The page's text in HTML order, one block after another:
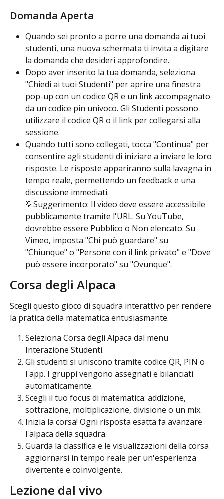
Domanda Aperta
Quando sei pronto a porre una domanda ai tuoi
studenti, una nuova schermata ti invita a digitare
la domanda che desideri approfondire.
Dopo aver inserito la tua domanda, seleziona
"Chiedi ai tuoi Studenti" per aprire una finestra
pop-up con un codice QR e un link accompagnato
da un codice pin univoco. Gli Studenti possono
utilizzare il codice QR o il link per collegarsi alla
sessione.
Quando tutti sono collegati, tocca "Continua" per
consentire agli studenti di iniziare a inviare le loro
risposte. Le risposte appariranno sulla lavagna in
tempo reale, permettendo un feedback e una
discussione immediati.
💡Suggerimento: Il video deve essere accessibile
pubblicamente tramite l'URL. Su YouTube,
dovrebbe essere Pubblico o Non elencato. Su
Vimeo, imposta "Chi può guardare" su
"Chiunque" o "Persone con il link privato" e "Dove
può essere incorporato" su "Ovunque".
Corsa degli Alpaca
Scegli questo gioco di squadra interattivo per rendere
la pratica della matematica entusiasmante.
Seleziona Corsa degli Alpaca dal menu
Interazione Studenti.
Gli studenti si uniscono tramite codice QR, PIN o
l'app. I gruppi vengono assegnati e bilanciati
automaticamente.
Scegli il tuo focus di matematica: addizione,
sottrazione, moltiplicazione, divisione o un mix.
Inizia la corsa! Ogni risposta esatta fa avanzare
l'alpaca della squadra.
Guarda la classifica e le visualizzazioni della corsa
aggiornarsi in tempo reale per un'esperienza
divertente e coinvolgente.
Lezione dal vivo